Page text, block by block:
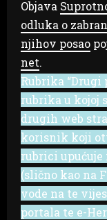
Objava
odluka o
njihov posao
net.
Rubrika “Drugi
rubrika u kojoj
drugih web
korisnik koji
rubrici
(slično kao na
vode na te
portala te e-